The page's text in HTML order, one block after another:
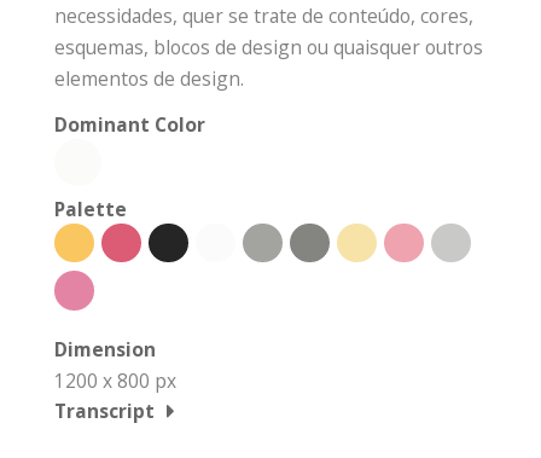
necessidades, quer se trate de conteúdo, cores,
esquemas, blocos de design ou quaisquer outros
elementos de design.
Dominant Color
Palette
Dimension
1200 x 800 px
Transcript